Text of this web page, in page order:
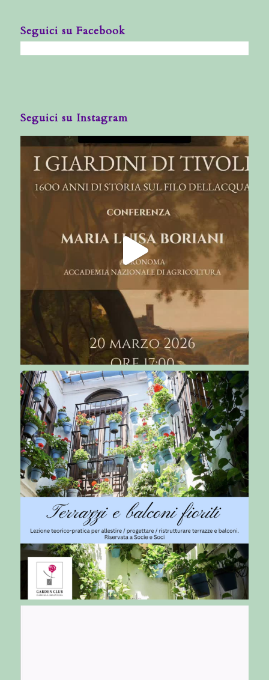
Seguici su Facebook
Seguici su Instagram